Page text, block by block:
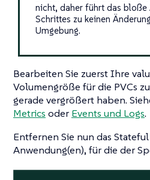
nicht, daher führt das bloße
Schrittes zu keinen
Umgebung.
Bearbeiten Sie zuerst Ihre
Volumengröße für die PVCs
gerade vergrößert haben.
Metrics oder Events und Logs.
Entfernen Sie nun das
Anwendung(en), für die der